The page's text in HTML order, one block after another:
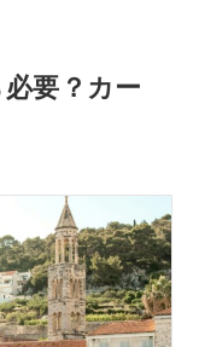
要？カー